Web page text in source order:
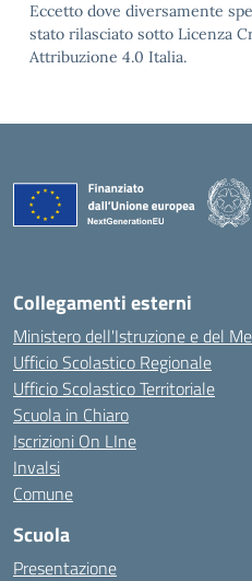
Eccetto dove diversamente
stato rilasciato sotto Licenza
Attribuzione 4.0 Italia.
Collegamenti esterni
Ministero dell'Istruzione e del
Ufficio Scolastico Regionale
Ufficio Scolastico Territoriale
Scuola in Chiaro
Iscrizioni On LIne
Invalsi
Comune
Scuola
Presentazione